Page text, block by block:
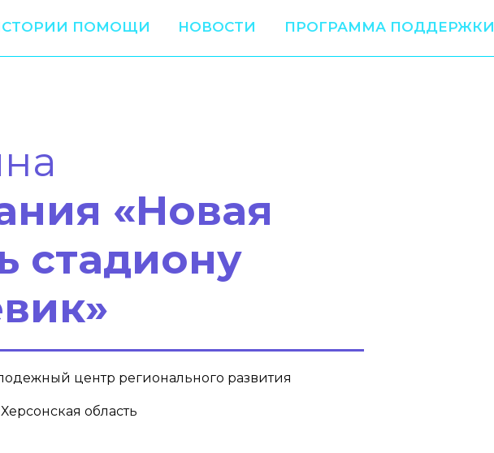
ПОМОЩИ НОВОСТИ ПРОГРАММА ПОДДЕРЖКИ
«Новая
стадиону
центр регионального развития
область